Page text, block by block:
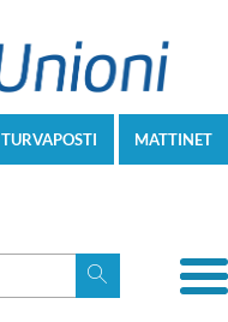
MATTINET
TURVAPOSTI